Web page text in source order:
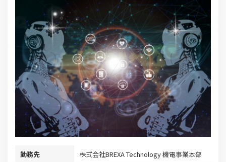
勤務先 株式会社BREXA Technology 機電事業本部